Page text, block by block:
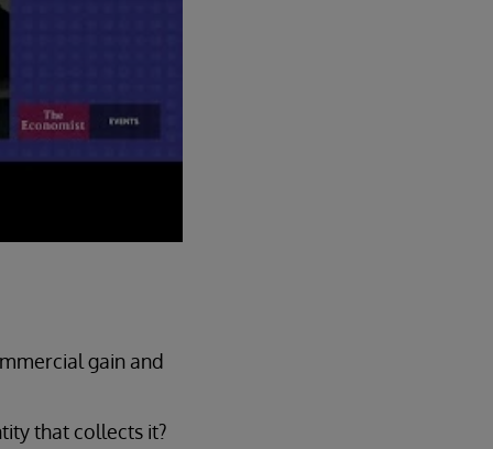
gain and
that collects it?